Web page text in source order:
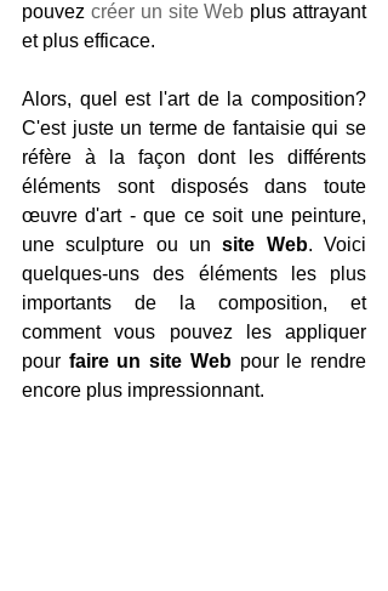
pouvez créer un site Web plus attrayant
et plus efficace.
Alors, quel est l'art de la composition?
C'est juste un terme de fantaisie qui se
réfère à la façon dont les différents
éléments sont disposés dans toute
œuvre d'art - que ce soit une peinture,
une sculpture ou un site Web. Voici
quelques-uns des éléments les plus
importants de la composition, et
comment vous pouvez les appliquer
pour faire un site Web pour le rendre
encore plus impressionnant.